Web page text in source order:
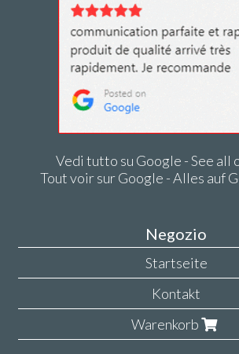
Vedi tutto su Google - See all
Tout voir sur Google - Alles auf
Negozio
Startseite
Kontakt
Warenkorb